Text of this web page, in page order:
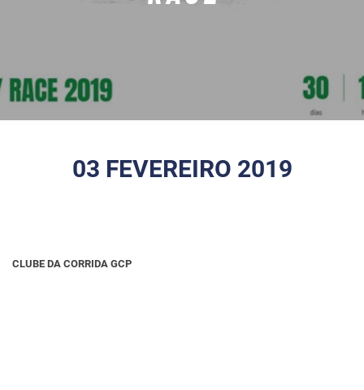
03 FEVEREIRO 2019
CLUBE DA CORRIDA GCP